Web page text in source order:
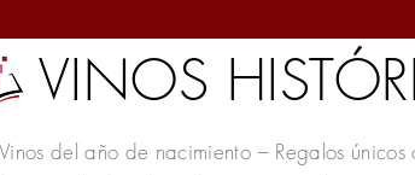
VINOS
Vinos del año de nacimiento – Regalos únicos